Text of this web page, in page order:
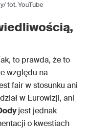
fot. YouTube
to prawda, że to
względu na
fair w stosunku ani
w Eurowizji, ani
jest jednak
o kwestiach